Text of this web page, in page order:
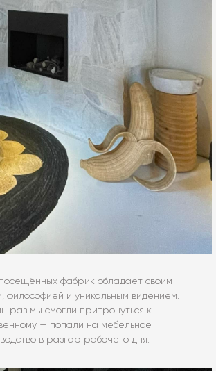
фабрик обладает своим
философией и уникальным видением.
раз мы смогли притронуться к
— попали на мебельное
в разгар рабочего дня.